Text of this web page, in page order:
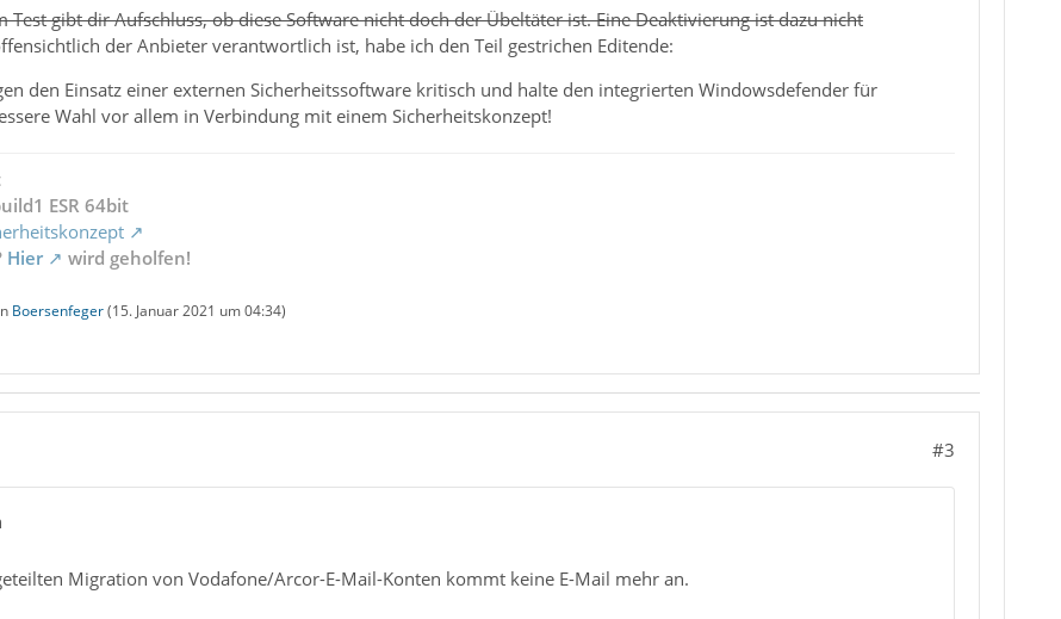
Test gibt dir Aufschluss, ob diese Software nicht doch der Übeltäter ist. Eine Deaktivierung ist dazu nicht
der Anbieter verantwortlich ist, habe ich den Teil gestrichen Editende:
den Einsatz einer externen Sicherheitssoftware kritisch und halte den integrierten Windowsdefender für
Wahl vor allem in Verbindung mit einem Sicherheitskonzept!
ESR 64bit
Hier wird geholfen!
Boersenfeger(15. Januar 2021 um 04:34)
#3
Migration von Vodafone/Arcor-E-Mail-Konten kommt keine E-Mail mehr an.